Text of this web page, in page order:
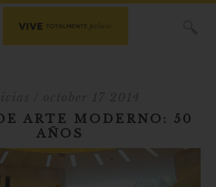
ARTE MODERNO: 50
AÑOS